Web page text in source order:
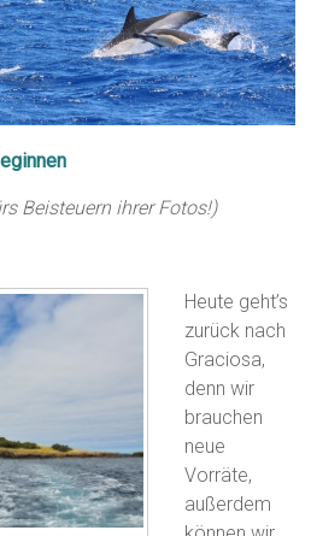
Beisteuern ihrer Fotos!)
Heute geht’s
zurück nach
Graciosa,
denn wir
brauchen
neue
Vorräte,
außerdem